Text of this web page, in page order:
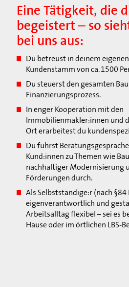
Eine Tätigkeit, die
begeistert – so
bei uns aus:
Du betreust in deinem
Kundenstamm von ca. 1500
Du steuerst den gesamten
Finanzierungsprozess.
In enger Kooperation mit den
Immobilienmakler:innen und
Ort erarbeitest du
Du führst
Kund:innen zu Themen wie
nachhaltiger Modernisierung
Förderungen durch.
Als Selbstständige:r (nach §84
eigenverantwortlich und
Arbeitsalltag flexibel – sei es
Hause oder im örtlichen LBS-